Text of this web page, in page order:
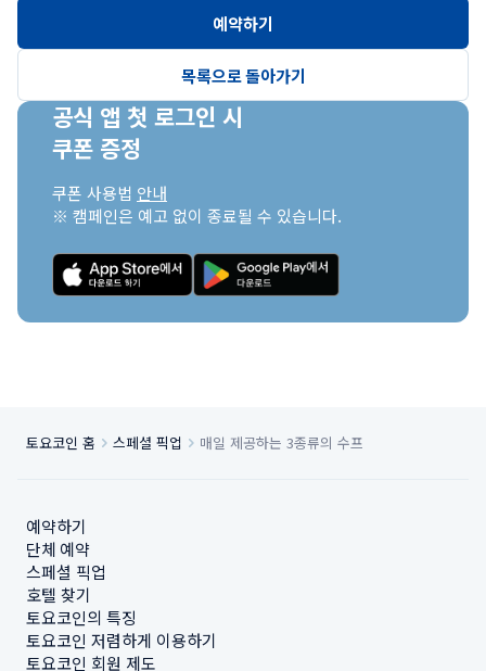
예약하기
목록으로 돌아가기
공식 앱 첫 로그인 시
쿠폰 증정
쿠폰 사용법 안내
※ 캠페인은 예고 없이 종료될 수 있습니다.
토요코인 홈 스페셜 픽업 매일 제공하는 3종류의 수프
예약하기
단체 예약
스페셜 픽업
호텔 찾기
토요코인의 특징
토요코인 저렴하게 이용하기
토요코인 회원 제도